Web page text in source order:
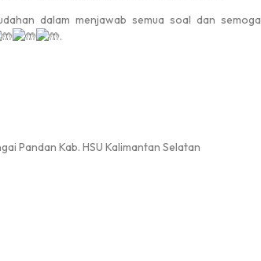
dalam menjawab semua soal dan semoga
.
Pandan Kab. HSU Kalimantan Selatan